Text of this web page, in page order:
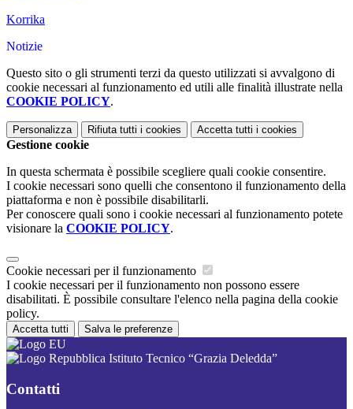
Korrika
Notizie
Questo sito o gli strumenti terzi da questo utilizzati si avvalgono di
cookie necessari al funzionamento ed utili alle finalità illustrate nella
COOKIE POLICY.
Personalizza Rifiuta tutti i cookies Accetta tutti i cookies
Gestione cookie
In questa schermata è possibile scegliere quali cookie consentire.
I cookie necessari sono quelli che consentono il funzionamento della
piattaforma e non è possibile disabilitarli.
Per conoscere quali sono i cookie necessari al funzionamento potete
visionare la COOKIE POLICY.
Cookie necessari per il funzionamento
I cookie necessari per il funzionamento non possono essere
disabilitati. È possibile consultare l'elenco nella pagina della cookie
policy.
Accetta tutti Salva le preferenze
Istituto Tecnico “Grazia Deledda”
Contatti